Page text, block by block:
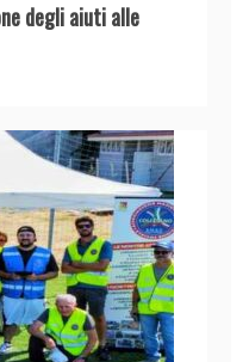
degli aiuti alle